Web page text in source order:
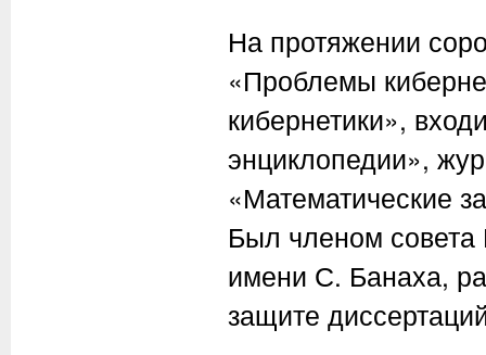
На протяжении
«Проблемы
кибернетики»,
энциклопедии»,
«Математические
Был членом совета
имени С. Банаха,
защите